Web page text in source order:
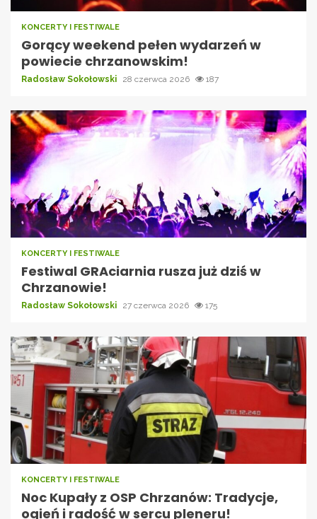
KONCERTY I FESTIWALE
Gorący weekend pełen wydarzeń w
powiecie chrzanowskim!
Radosław Sokołowski 28 czerwca 2026 187
KONCERTY I FESTIWALE
Festiwal GRAciarnia rusza już dziś w
Chrzanowie!
Radosław Sokołowski 27 czerwca 2026 175
KONCERTY I FESTIWALE
Noc Kupały z OSP Chrzanów: Tradycje,
ogień i radość w sercu pleneru!